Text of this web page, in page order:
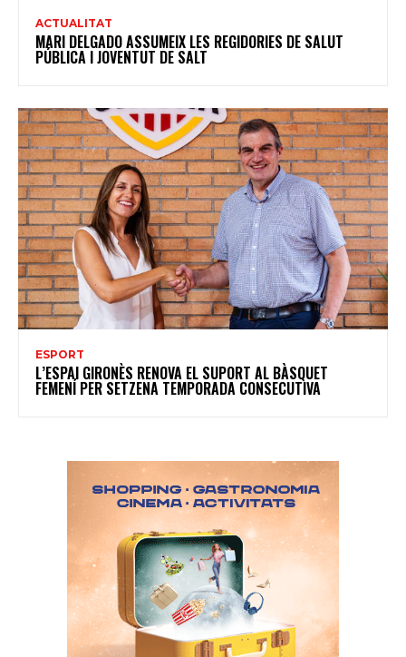
ACTUALITAT
MARI DELGADO ASSUMEIX LES REGIDORIES DE SALUT
PÚBLICA I JOVENTUT DE SALT
ESPORT
L’ESPAI GIRONÈS RENOVA EL SUPORT AL BÀSQUET
FEMENÍ PER SETZENA TEMPORADA CONSECUTIVA